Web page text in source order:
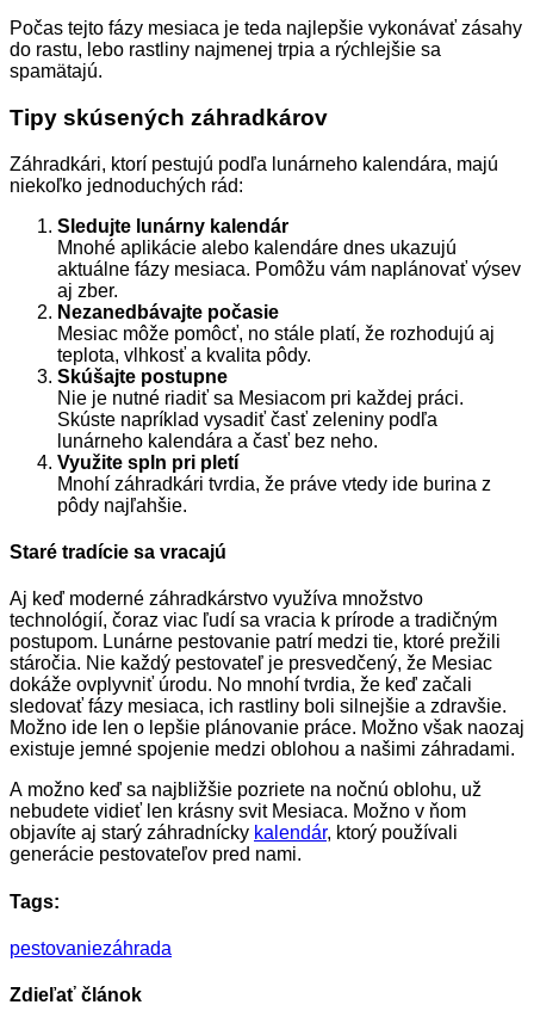
Počas tejto fázy mesiaca je teda najlepšie vykonávať zásahy
do rastu, lebo rastliny najmenej trpia a rýchlejšie sa
spamätajú.
Tipy skúsených záhradkárov
Záhradkári, ktorí pestujú podľa lunárneho kalendára, majú
niekoľko jednoduchých rád:
Sledujte lunárny kalendár
Mnohé aplikácie alebo kalendáre dnes ukazujú
aktuálne fázy mesiaca. Pomôžu vám naplánovať výsev
aj zber.
Nezanedbávajte počasie
Mesiac môže pomôcť, no stále platí, že rozhodujú aj
teplota, vlhkosť a kvalita pôdy.
Skúšajte postupne
Nie je nutné riadiť sa Mesiacom pri každej práci.
Skúste napríklad vysadiť časť zeleniny podľa
lunárneho kalendára a časť bez neho.
Využite spln pri pletí
Mnohí záhradkári tvrdia, že práve vtedy ide burina z
pôdy najľahšie.
Staré tradície sa vracajú
Aj keď moderné záhradkárstvo využíva množstvo
technológií, čoraz viac ľudí sa vracia k prírode a tradičným
postupom. Lunárne pestovanie patrí medzi tie, ktoré prežili
stáročia. Nie každý pestovateľ je presvedčený, že Mesiac
dokáže ovplyvniť úrodu. No mnohí tvrdia, že keď začali
sledovať fázy mesiaca, ich rastliny boli silnejšie a zdravšie.
Možno ide len o lepšie plánovanie práce. Možno však naozaj
existuje jemné spojenie medzi oblohou a našimi záhradami.
A možno keď sa najbližšie pozriete na nočnú oblohu, už
nebudete vidieť len krásny svit Mesiaca. Možno v ňom
objavíte aj starý záhradnícky kalendár, ktorý používali
generácie pestovateľov pred nami.
Tags:
pestovaniezáhrada
Zdieľať článok